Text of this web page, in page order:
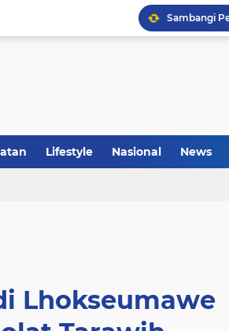
Lifestyle Nasional News
Lhokseumawe